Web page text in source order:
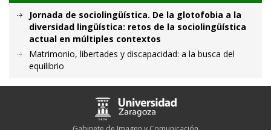
Jornada de sociolingüística. De la glotofobia a la
diversidad lingüística: retos de la sociolingüística
actual en múltiples contextos
Matrimonio, libertades y discapacidad: a la busca del
equilibrio